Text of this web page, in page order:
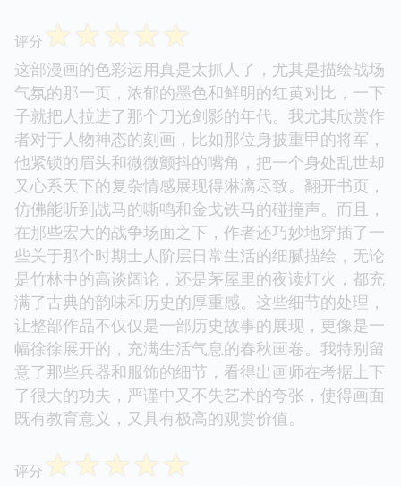
评分 ☆☆☆☆☆
这部漫画的色彩运用真是太抓人了，尤其是描绘战场
气氛的那一页，浓郁的墨色和鲜明的红黄对比，一下
子就把人拉进了那个刀光剑影的年代。我尤其欣赏作
者对于人物神态的刻画，比如那位身披重甲的将军，
他紧锁的眉头和微微颤抖的嘴角，把一个身处乱世却
又心系天下的复杂情感展现得淋漓尽致。翻开书页，
仿佛能听到战马的嘶鸣和金戈铁马的碰撞声。而且，
在那些宏大的战争场面之下，作者还巧妙地穿插了一
些关于那个时期士人阶层日常生活的细腻描绘，无论
是竹林中的高谈阔论，还是茅屋里的夜读灯火，都充
满了古典的韵味和历史的厚重感。这些细节的处理，
让整部作品不仅仅是一部历史故事的展现，更像是一
幅徐徐展开的，充满生活气息的春秋画卷。我特别留
意了那些兵器和服饰的细节，看得出画师在考据上下
了很大的功夫，严谨中又不失艺术的夸张，使得画面
既有教育意义，又具有极高的观赏价值。
评分 ☆☆☆☆☆